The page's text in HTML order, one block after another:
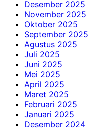
Desember 2025
November 2025
Oktober 2025
September 2025
Agustus 2025
Juli 2025
Juni 2025
Mei 2025
April 2025
Maret 2025
Februari 2025
Januari 2025
Desember 2024